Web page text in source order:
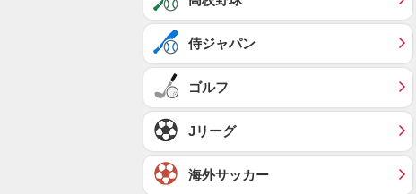
侍ジャパン
ゴルフ
Jリーグ
海外サッカー